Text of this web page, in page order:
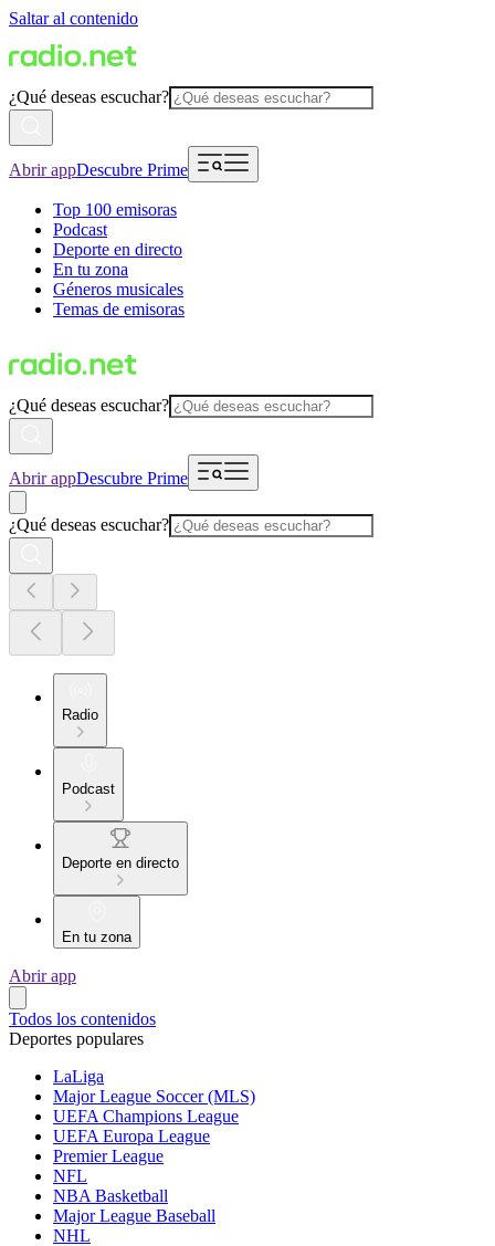
Saltar al contenido
¿Qué deseas escuchar?
Abrir appDescubre Prime
Top 100 emisoras
Podcast
Deporte en directo
En tu zona
Géneros musicales
Temas de emisoras
¿Qué deseas escuchar?
Abrir appDescubre Prime
¿Qué deseas escuchar?
Radio
Podcast
Deporte en directo
En tu zona
Abrir app
Todos los contenidos
Deportes populares
LaLiga
Major League Soccer (MLS)
UEFA Champions League
UEFA Europa League
Premier League
NFL
NBA Basketball
Major League Baseball
NHL